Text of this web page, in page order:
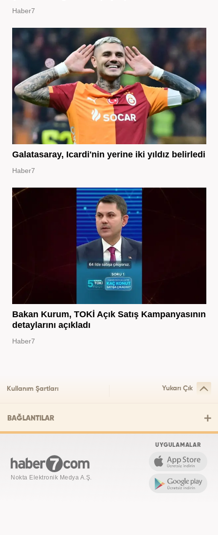
Haber7
Galatasaray, Icardi'nin yerine iki yıldız belirledi
Haber7
Bakan Kurum, TOKİ Açık Satış Kampanyasının
detaylarını açıkladı
Haber7
Kullanım Şartları Yukarı Çık
BAĞLANTILAR
Nokta Elektronik Medya A.Ş.
UYGULAMALAR